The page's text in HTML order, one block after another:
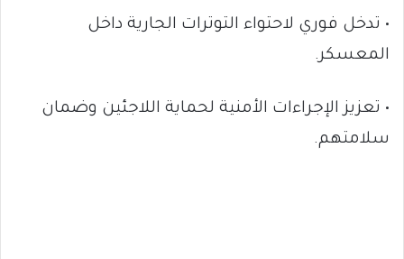
• تدخل فوري لاحتواء التوترات الجارية داخل
المعسكر.
• تعزيز الإجراءات الأمنية لحماية اللاجئين وضمان
سلامتهم.